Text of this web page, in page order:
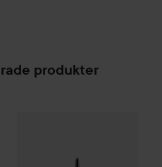
produkter